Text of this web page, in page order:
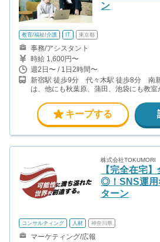
ン
教育/福祉/介護 IT 東京都
事務/アシスタント
時給 1,600円〜
週2日〜 / 1日2時間〜
新宿駅 徒歩9分 代々木駅 徒歩8分 南
は、他にも秋葉原、蒲田、池袋にも教室
キープする
株式会社TOKUMORI
【完全在宅
◎！SNS運用
ターン
コンサルティング 人材 神奈川県
マーケティング/広報